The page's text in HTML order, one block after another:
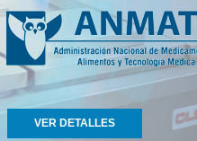
VER DETALLES